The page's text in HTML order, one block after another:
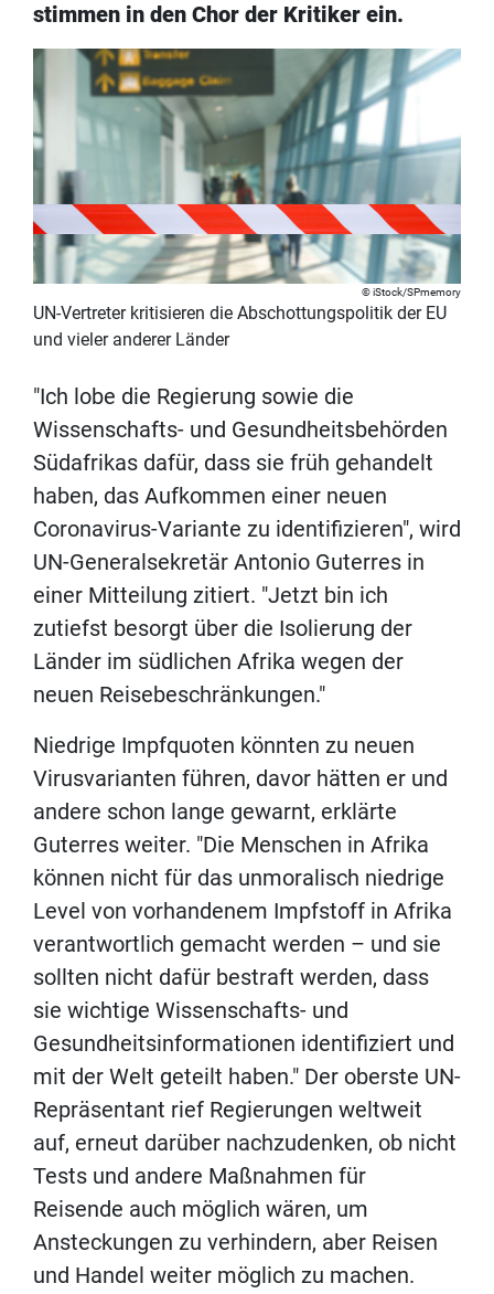
stimmen in den Chor der Kritiker ein.
iStock/SPmemory
UN-Vertreter kritisieren die Abschottungspolitik der EU
und vieler anderer Länder
"Ich lobe die Regierung sowie die
Wissenschafts- und Gesundheitsbehörden
Südafrikas dafür, dass sie früh gehandelt
haben, das Aufkommen einer neuen
Coronavirus-Variante zu identifizieren", wird
UN-Generalsekretär Antonio Guterres in
einer Mitteilung zitiert. "Jetzt bin ich
zutiefst besorgt über die Isolierung der
Länder im südlichen Afrika wegen der
neuen Reisebeschränkungen."
Niedrige Impfquoten könnten zu neuen
Virusvarianten führen, davor hätten er und
andere schon lange gewarnt, erklärte
Guterres weiter. "Die Menschen in Afrika
können nicht für das unmoralisch niedrige
Level von vorhandenem Impfstoff in Afrika
verantwortlich gemacht werden – und sie
sollten nicht dafür bestraft werden, dass
sie wichtige Wissenschafts- und
Gesundheitsinformationen identifiziert und
mit der Welt geteilt haben." Der oberste UN-
Repräsentant rief Regierungen weltweit
auf, erneut darüber nachzudenken, ob nicht
Tests und andere Maßnahmen für
Reisende auch möglich wären, um
Ansteckungen zu verhindern, aber Reisen
und Handel weiter möglich zu machen.